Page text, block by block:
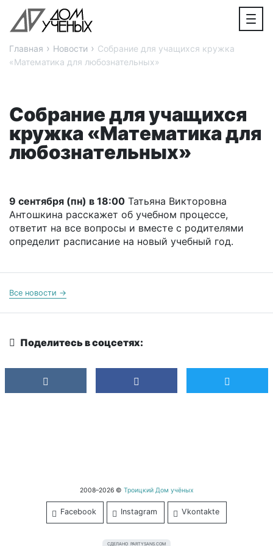
Главная › Новости › Cобрание для учащихся кружка
«Математика для любознательных»
Cобрание для учащихся
кружка «Математика для
любознательных»
9 сентября (пн) в 18:00 Татьяна Викторовна
Антошкина расскажет об учебном процессе,
ответит на все вопросы и вместе с родителями
определит расписание на новый учебный год.
Все новости →
Поделитесь в соцсетях:
2008–2026 © Троицкий Дом учёных
Facebook Instagram Vkontakte
СДЕЛАНО PARTYSANS.COM